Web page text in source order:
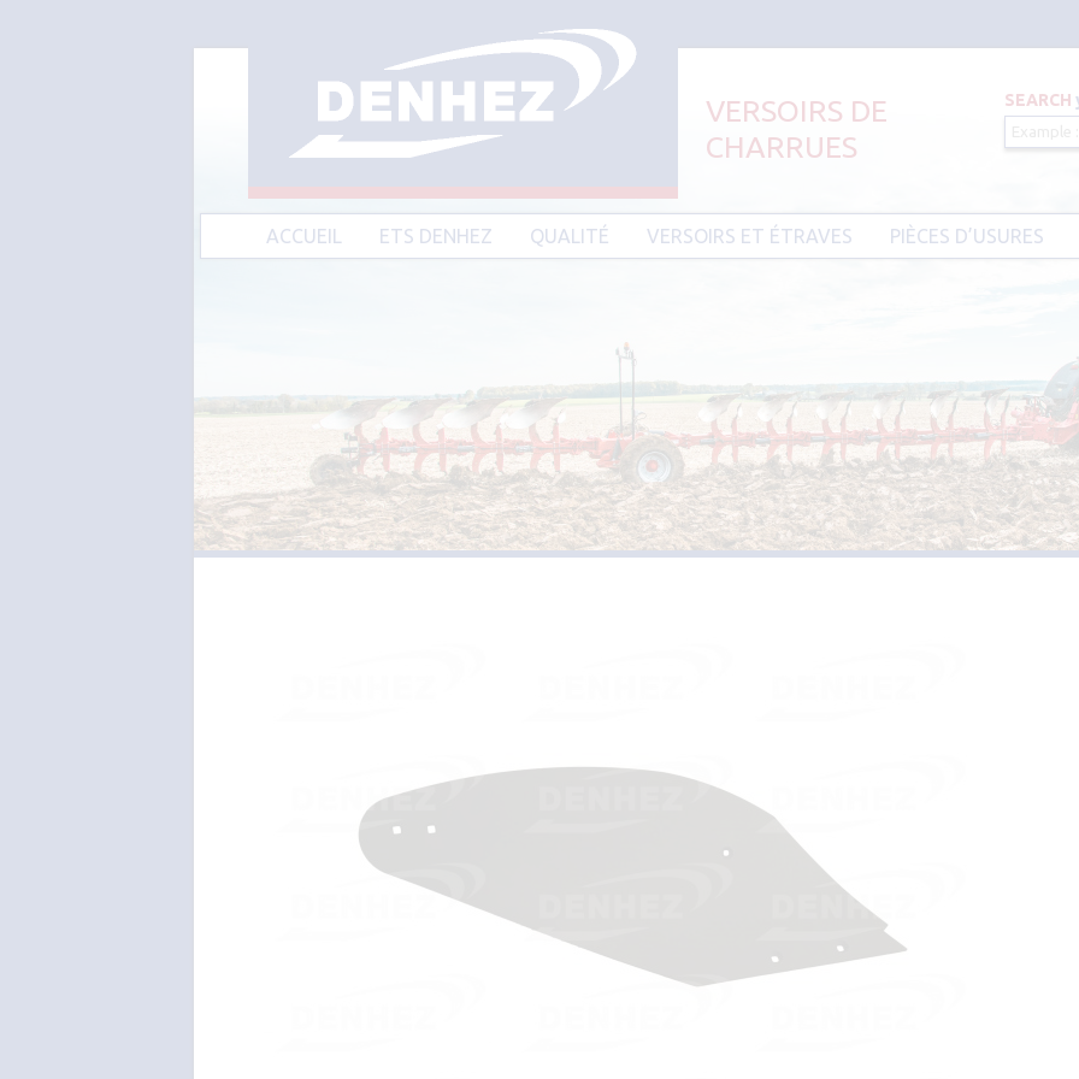
VERSOIRS DE
CHARRUES
SEARCH
Aller au contenu principal
ACCUEIL ETS DENHEZ QUALITÉ VERSOIRS ET ÉTRAVES
VERSOIRS ET ÉTRAVES TYPE DURO
VERSOIRS ET ÉTRAVES TYPE EBRA
VERSOIRS ET ÉTRAVES TYPE GOIZIN
VERSOIRS ET ÉTRAVES TYPE GRÉGOIRE
BESSON
VERSOIRS ET ÉTRAVES TYPE OVERUM
VERSOIRS ET ÉTRAVES TYPE POTTINGER
VERSOIRS ET ÉTRAVES TYPE RABEWERK
VERSOIRS ET ÉTRAVES TYPE RANSOMES
VERSOIRS ET ÉTRAVES TYPE SOUCHU
VERSOIRS ET ÉTRAVES TYPE VOGEL ET
PIÈCES D’USURES
PIÈCES D’USURES TYPE
PIÈCES D’USURES TYPE IH
PIÈCES D’USURES TYPE
PIÈCES D’USURES TYPE
PIÈCES D’USURES TYPE
PIÈCES D’USURES TYPE
PIÈCES D’USURES TYPE